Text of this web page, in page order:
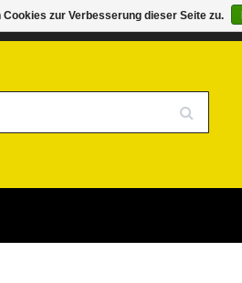
15.08. GESCHLOSSEN FEIERTAG
zur Verbesserung dieser Seite zu.